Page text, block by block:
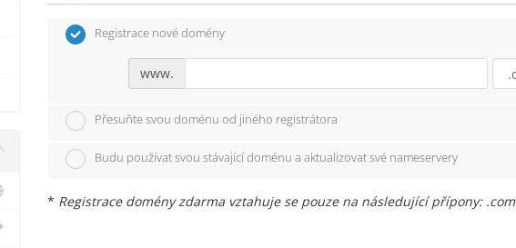
Registrace nové domény
www.
Přesuňte svou doménu od jiného registrátora
Budu používat svou stávající doménu a aktualizovat své nameservery
* Registrace domény zdarma vztahuje se pouze na následující přípony: .com